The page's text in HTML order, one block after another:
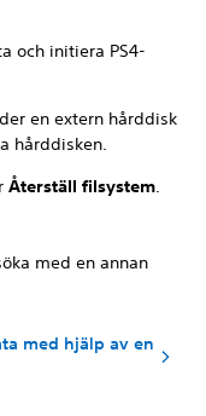
och initiera PS4-
en extern hårddisk
hårddisken.
Återställ filsystem.
med en annan
med hjälp av en